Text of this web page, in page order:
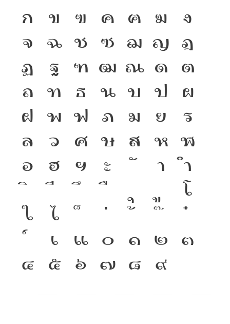
ก ข ฃ ค ฅ ฆ ง
จ ฉ ช ซ ฌ ญ ฎ
ฏ ฐ ฑ ฒ ณ ด ต
ถ ท ธ น บ ป ผ
ฝ พ ฟ ภ ม ย ร
ล ว ศ ษ ส ห ฬ
อ ฮ ฯ ะ า ำ
โ
ใ ไ
เ แ ๐ ๑ ๒ ๓
๔ ๕ ๖ ๗ ๘ ๙